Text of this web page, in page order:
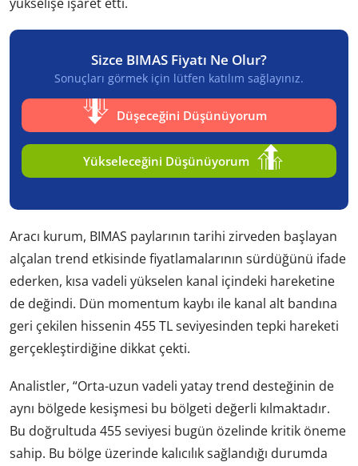
Sizce BIMAS Fiyatı Ne Olur?
Sonuçları görmek için lütfen katılım sağlayınız.
Düşeceğini Düşünüyorum
Yükseleceğini Düşünüyorum
Aracı kurum, BIMAS paylarının tarihi zirveden başlayan
alçalan trend etkisinde fiyatlamalarının sürdüğünü ifade
ederken, kısa vadeli yükselen kanal içindeki hareketine
de değindi. Dün momentum kaybı ile kanal alt bandına
geri çekilen hissenin 455 TL seviyesinden tepki hareketi
gerçekleştirdiğine dikkat çekti.
Analistler, “Orta-uzun vadeli yatay trend desteğinin de
aynı bölgede kesişmesi bu bölgeti değerli kılmaktadır.
Bu doğrultuda 455 seviyesi bugün özelinde kritik öneme
sahip. Bu bölge üzerinde kalıcılık sağlandığı durumda